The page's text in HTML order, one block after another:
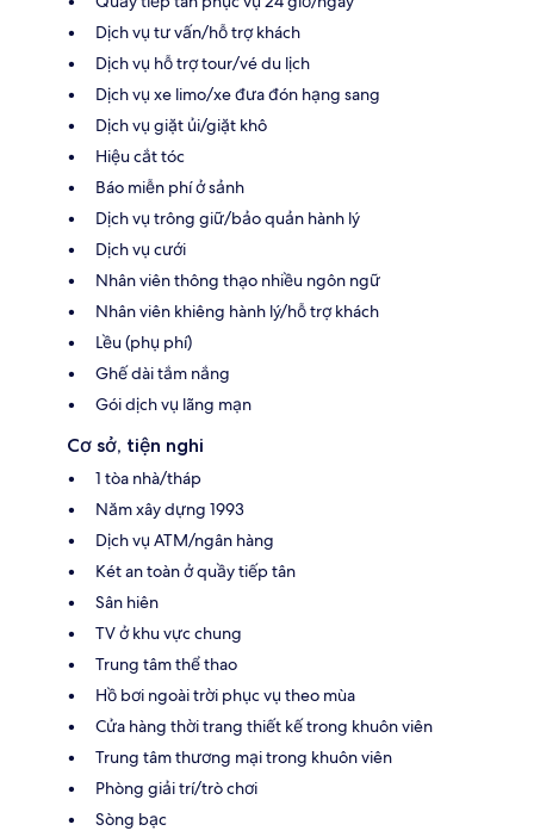
Dịch vụ tư vấn/hỗ trợ khách
Dịch vụ hỗ trợ tour/vé du lịch
Dịch vụ xe limo/xe đưa đón hạng sang
Dịch vụ giặt ủi/giặt khô
Hiệu cắt tóc
Báo miễn phí ở sảnh
Dịch vụ trông giữ/bảo quản hành lý
Dịch vụ cưới
Nhân viên thông thạo nhiều ngôn ngữ
Nhân viên khiêng hành lý/hỗ trợ khách
Lều (phụ phí)
Ghế dài tắm nắng
Gói dịch vụ lãng mạn
Cơ sở, tiện nghi
1 tòa nhà/tháp
Năm xây dựng 1993
Dịch vụ ATM/ngân hàng
Két an toàn ở quầy tiếp tân
Sân hiên
TV ở khu vực chung
Trung tâm thể thao
Hồ bơi ngoài trời phục vụ theo mùa
Cửa hàng thời trang thiết kế trong khuôn viên
Trung tâm thương mại trong khuôn viên
Phòng giải trí/trò chơi
Sòng bạc